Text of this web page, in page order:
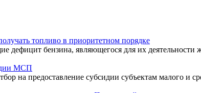
топливо в приоритетном порядке
дефицит бензина, являющегося для их деятельности
МСП
на предоставление субсидии субъектам малого и